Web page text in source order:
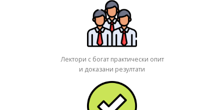
Лектори с богат практически опит
и доказани резултати